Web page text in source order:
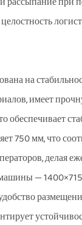
на
имеет
обеспечивает
750 мм, что
делая
—